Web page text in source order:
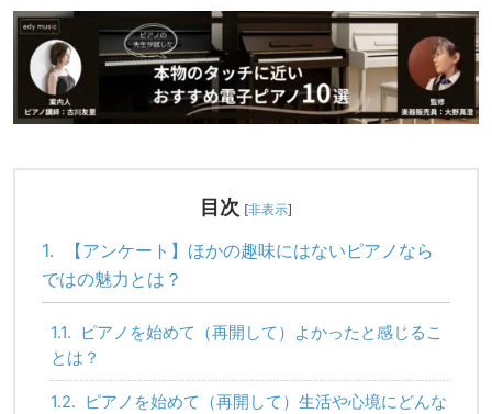
目次 [非表示]
1.
【アンケート】ほかの趣味にはないピアノなら
ではの魅力とは？
1.1.
ピアノを始めて（再開して）よかったと感じるこ
とは？
1.2.
ピアノを始めて（再開して）生活や心境にどんな